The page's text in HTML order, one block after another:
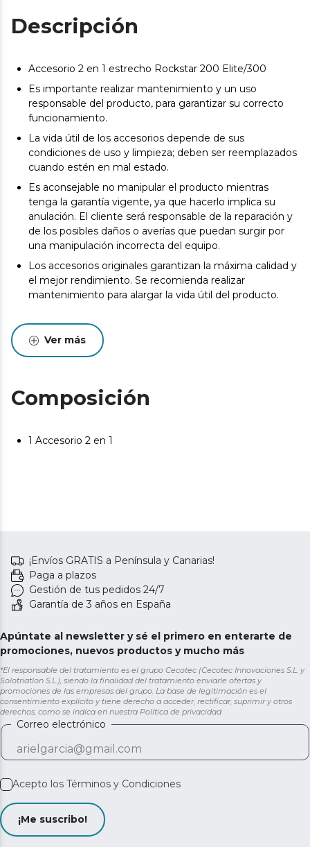
Descripción
Accesorio 2 en 1 estrecho Rockstar 200 Elite/300
Es importante realizar mantenimiento y un uso
responsable del producto, para garantizar su correcto
funcionamiento.
La vida útil de los accesorios depende de sus
condiciones de uso y limpieza; deben ser reemplazados
cuando estén en mal estado.
Es aconsejable no manipular el producto mientras
tenga la garantía vigente, ya que hacerlo implica su
anulación. El cliente será responsable de la reparación y
de los posibles daños o averías que puedan surgir por
una manipulación incorrecta del equipo.
Los accesorios originales garantizan la máxima calidad y
el mejor rendimiento. Se recomienda realizar
mantenimiento para alargar la vida útil del producto.
Ver más
Composición
1 Accesorio 2 en 1
¡Envíos GRATIS a Península y Canarias!
Paga a plazos
Gestión de tus pedidos 24/7
Garantía de 3 años en España
Apúntate al newsletter y sé el primero en enterarte de
promociones, nuevos productos y mucho más
*El responsable del tratamiento es el grupo Cecotec (Cecotec Innovaciones S.L. y
Solotriatlon S.L.), siendo la finalidad del tratamiento enviarle ofertas y
promociones de las empresas del grupo. La base de legitimación es el
consentimiento explícito y tiene derecho a acceder, rectificar, suprimir y otros
derechos, como se indica en nuestra Política de privacidad
Correo electrónico
Acepto los Términos y Condiciones
¡Me suscribo!